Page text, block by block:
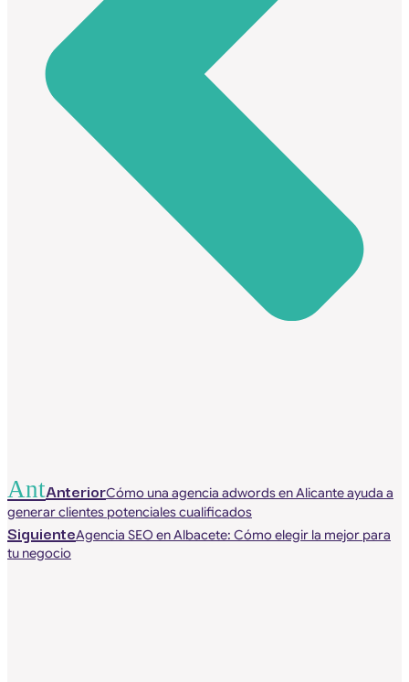
AntAnteriorCómo una agencia adwords en Alicante ayuda a
generar clientes potenciales cualificados
SiguienteAgencia SEO en Albacete: Cómo elegir la mejor para
tu negocio